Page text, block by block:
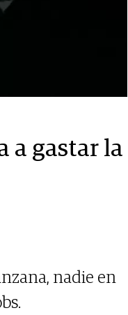
a gastar la
nadie en